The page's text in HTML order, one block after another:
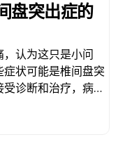
盘突出症的
认为这只是小问
状可能是椎间盘突
诊断和治疗，病情